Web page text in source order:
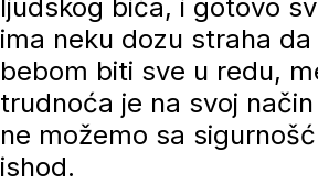
ljudskog bića, i gotovo
ima neku dozu straha da
bebom biti sve u redu,
trudnoća je na svoj
ne možemo sa
ishod.